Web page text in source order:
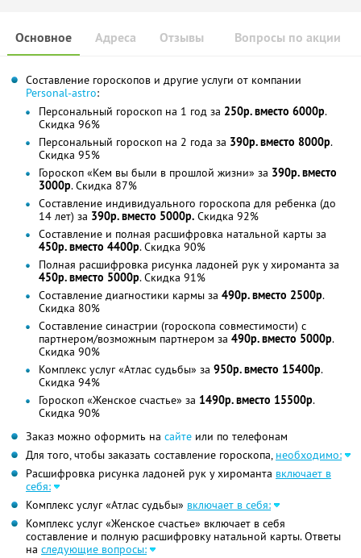
Основное Отзывы Вопросы по акции
Адреса
Составление гороскопов и другие услуги от компании
Personal-astro:
Персональный гороскоп на 1 год за 250р. вместо 6000р.
Скидка 96%
Персональный гороскоп на 2 года за 390р. вместо 8000р.
Скидка 95%
Гороскоп «Кем вы были в прошлой жизни» за 390р. вместо
3000р. Скидка 87%
Составление индивидуального гороскопа для ребенка (до
14 лет) за 390р. вместо 5000р. Скидка 92%
Cоставление и полная расшифровка натальной карты за
450р. вместо 4400р. Скидка 90%
Полная расшифровка рисунка ладоней рук у хироманта за
450р. вместо 5000р. Скидка 91%
Составление диагностики кармы за 490р. вместо 2500р.
Скидка 80%
Составление синастрии (гороскопа совместимости) с
партнером/возможным партнером за 490р. вместо 5000р.
Скидка 90%
Комплекс услуг «Атлас судьбы» за 950р. вместо 15400р.
Скидка 94%
Гороскоп «Женское счастье» за 1490р. вместо 15500р.
Скидка 90%
Заказ можно оформить на сайте или по телефонам
Для того, чтобы заказать составление гороскопа, необходимо:
Расшифровка рисунка ладоней рук у хироманта включает в
себя:
Комплекс услуг «Атлас судьбы» включает в себя:
Комплекс услуг «Женское счастье» включает в себя
составление и полную расшифровку натальной карты. Ответы
на следующие вопросы: